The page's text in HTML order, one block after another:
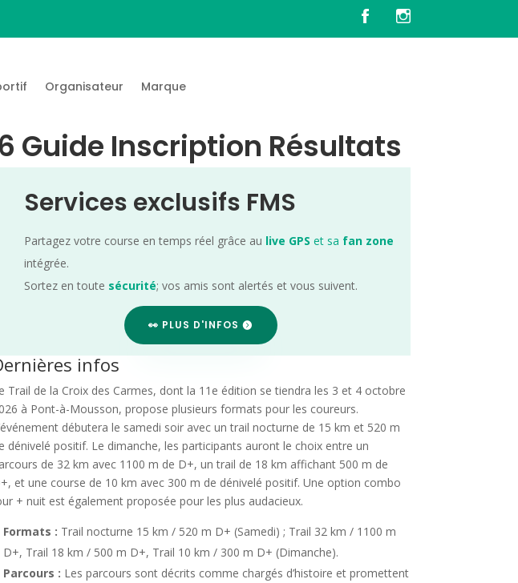
Organisateur Marque
Guide Inscription Résultats
Services exclusifs FMS
Partagez votre course en temps réel grâce au live GPS et sa fan zone
intégrée.
Sortez en toute sécurité; vos amis sont alertés et vous suivent.
👀 PLUS D'INFOS
infos
Trail de la Croix des Carmes, dont la 11e édition se tiendra les 3 et 4 octobre
à Pont-à-Mousson, propose plusieurs formats pour les coureurs.
débutera le samedi soir avec un trail nocturne de 15 km et 520 m
dénivelé positif. Le dimanche, les participants auront le choix entre un
de 32 km avec 1100 m de D+, un trail de 18 km affichant 500 m de
et une course de 10 km avec 300 m de dénivelé positif. Une option combo
+ nuit est également proposée pour les plus audacieux.
Formats : Trail nocturne 15 km / 520 m D+ (Samedi) ; Trail 32 km / 1100 m
D+, Trail 18 km / 500 m D+, Trail 10 km / 300 m D+ (Dimanche).
Parcours : Les parcours sont décrits comme chargés d’histoire et promettent